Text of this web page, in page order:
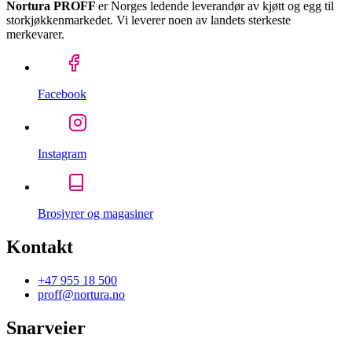
Nortura PROFF er Norges ledende leverandør av kjøtt og egg til
storkjøkkenmarkedet. Vi leverer noen av landets sterkeste
merkevarer.
Facebook
Instagram
Brosjyrer og magasiner
Kontakt
+47 955 18 500
proff@nortura.no
Snarveier